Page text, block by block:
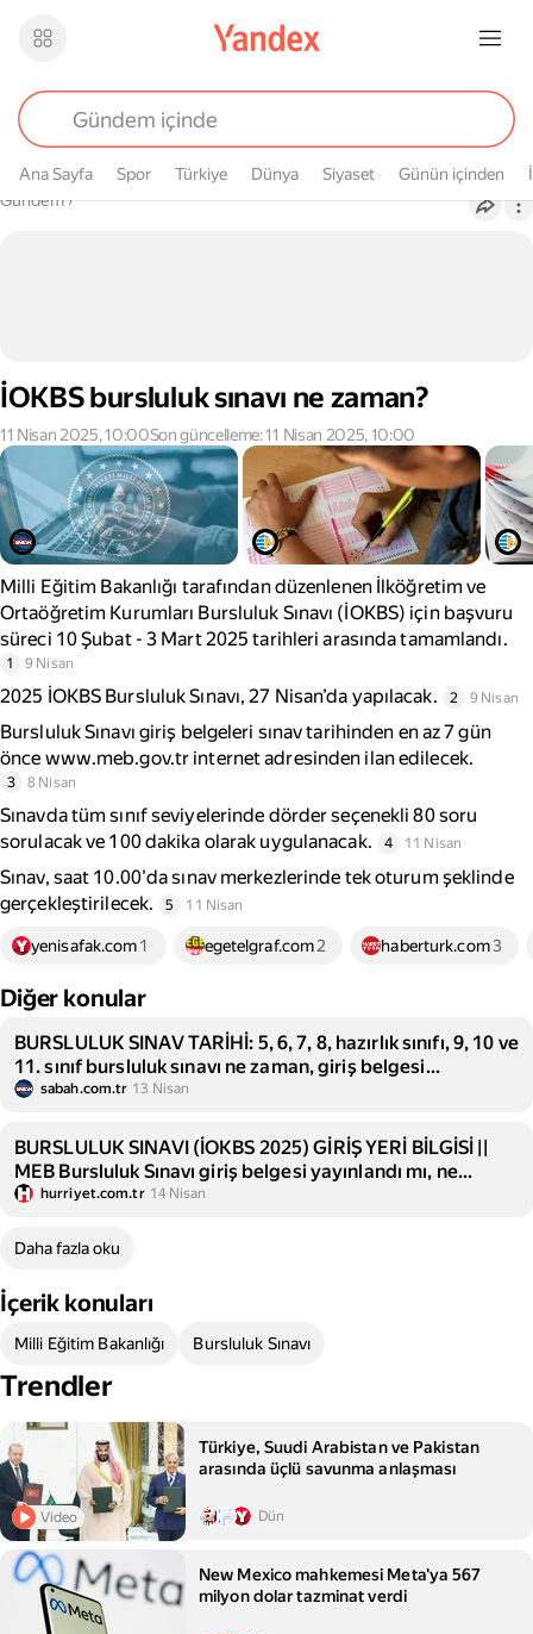
Ana Sayfa Spor Türkiye Dünya Siyaset Günün içinden
Buradasın
Gündem›
İOKBS bursluluk sınavı ne zaman?
11 Nisan 2025, 10:00Son güncelleme: 11 Nisan 2025, 10:00
Milli Eğitim Bakanlığı tarafından düzenlenen İlköğretim ve
Ortaöğretim Kurumları Bursluluk Sınavı (İOKBS) için başvuru
süreci 10 Şubat - 3 Mart 2025 tarihleri arasında tamamlandı.
1 9 Nisan
2025 İOKBS Bursluluk Sınavı, 27 Nisan’da yapılacak. 2 9 Nisan
Bursluluk Sınavı giriş belgeleri sınav tarihinden en az 7 gün
önce www.meb.gov.tr internet adresinden ilan edilecek.
3 8 Nisan
Sınavda tüm sınıf seviyelerinde dörder seçenekli 80 soru
sorulacak ve 100 dakika olarak uygulanacak.
4 11 Nisan
Sınav, saat 10.00'da sınav merkezlerinde tek oturum şeklinde
gerçekleştirilecek.
5 11 Nisan
yenisafak.com1 egetelgraf.com2 haberturk.com3
Diğer konular
BURSLULUK SINAV TARİHİ: 5, 6, 7, 8, hazırlık sınıfı, 9, 10 ve
11. sınıf bursluluk sınavı ne zaman, giriş belgesi
yayımlandı mı?
sabah.com.tr 13 Nisan
BURSLULUK SINAVI (İOKBS 2025) GİRİŞ YERİ BİLGİSİ ||
MEB Bursluluk Sınavı giriş belgesi yayınlandı mı, ne
zaman yayınlanacak? İOKBS ne zaman? 2025 İOKBS sınav
hurriyet.com.tr 14 Nisan
Daha fazla oku
İçerik konuları
Milli Eğitim Bakanlığı Bursluluk Sınavı
Trendler
Video
Türkiye, Suudi Arabistan ve Pakistan
arasında üçlü savunma anlaşması
Dün
New Mexico mahkemesi Meta'ya 567
milyon dolar tazminat verdi